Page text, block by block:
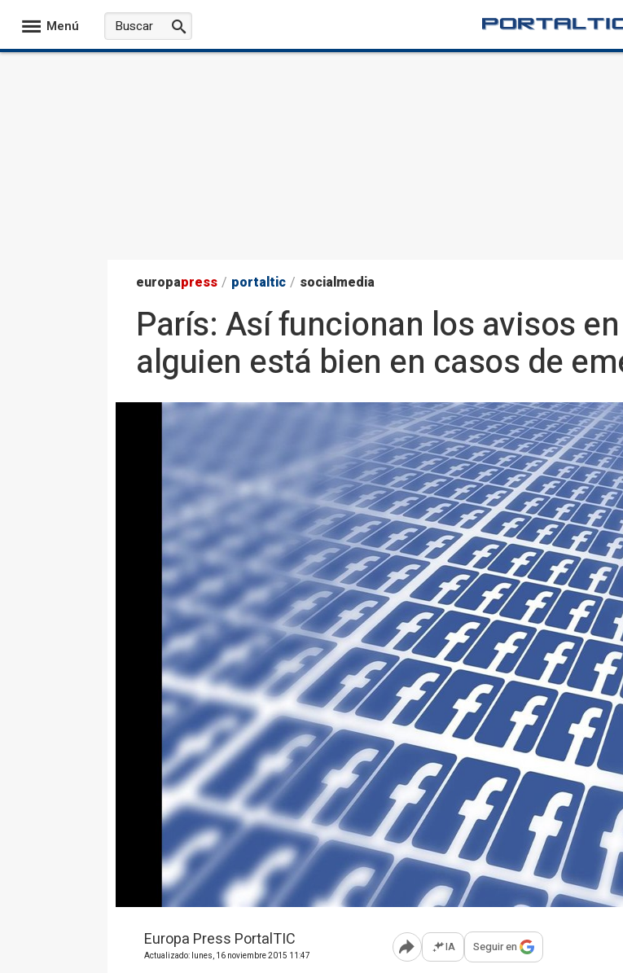
Menú
europapress / portaltic / socialmedia
París: Así funcionan los avisos
alguien está bien en casos de
Europa Press PortalTIC
Actualizado: lunes, 16 noviembre 2015 11:47 Abrir opciones para compartir
IA Seguir en